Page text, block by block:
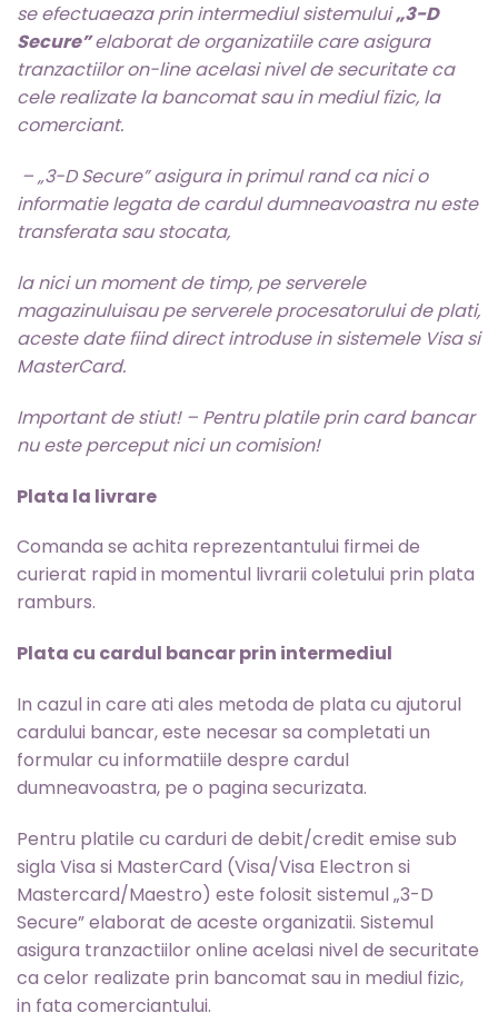
se efectuaeaza prin intermediul sistemului„3-D
Secure”elaborat de organizatiile care asigura
tranzactiilor on-line acelasi nivel de securitate ca
cele realizate la bancomat sau in mediul fizic, la
comerciant.
– „3-D Secure” asigura in primul rand ca nici o
informatie legata de cardul dumneavoastra nu este
transferata sau stocata,
la nici un moment de timp, pe serverele
magazinuluisau pe serverele procesatorului de plati,
aceste date fiind direct introduse in sistemele Visa si
MasterCard.
Important de stiut! – Pentru platile prin card bancar
nu este perceput nici un comision!
Plata la livrare
Comanda se achita reprezentantului firmei de
curierat rapid in momentul livrarii coletului prin plata
ramburs.
Plata cu cardul bancar prin intermediul
In cazul in care ati ales metoda de plata cu ajutorul
cardului bancar, este necesar sa completati un
formular cu informatiile despre cardul
dumneavoastra, pe o pagina securizata.
Pentru platile cu carduri de debit/credit emise sub
sigla Visa si MasterCard (Visa/Visa Electron si
Mastercard/Maestro) este folosit sistemul „3-D
Secure” elaborat de aceste organizatii. Sistemul
asigura tranzactiilor online acelasi nivel de securitate
ca celor realizate prin bancomat sau in mediul fizic,
in fata comerciantului.